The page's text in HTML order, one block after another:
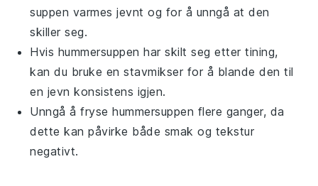
suppen varmes jevnt og for å unngå at den
skiller seg.
Hvis hummersuppen har skilt seg etter tining,
kan du bruke en stavmikser for å blande den til
en jevn konsistens igjen.
Unngå å frysehummersuppen flere ganger, da
dette kan påvirke både smak og tekstur
negativt.